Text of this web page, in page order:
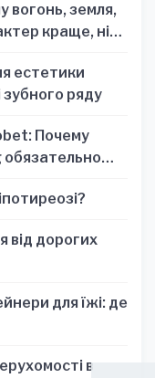
вогонь, земля,
краще, ніж
естетики
зубного ряду
Почему
від дорогих
для їжі: де
в